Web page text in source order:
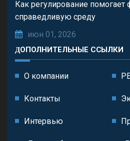
Как регулирование помогает
справедливую среду
июн 01, 2026
ДОПОЛНИТЕЛЬНЫЕ ССЫЛКИ
О компании
Контакты
Интервью